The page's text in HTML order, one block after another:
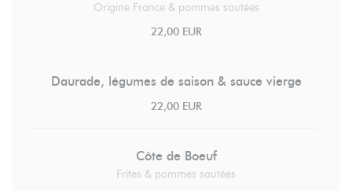
Origine France & pommes sautées
22,00 EUR
Daurade, légumes de saison & sauce vierge
22,00 EUR
Côte de Boeuf
Frites & pommes sautées